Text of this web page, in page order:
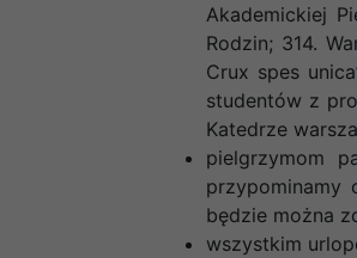
Akademickiej
Rodzin; 314.
Crux spes
studentów z
Katedrze
pielgrzymom
przypominamy
będzie można
wszystkim